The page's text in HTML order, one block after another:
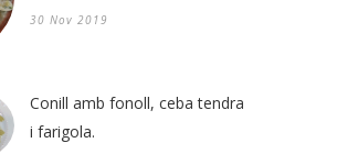
30 Nov 2019
Conill amb fonoll, ceba tendra
i farigola.